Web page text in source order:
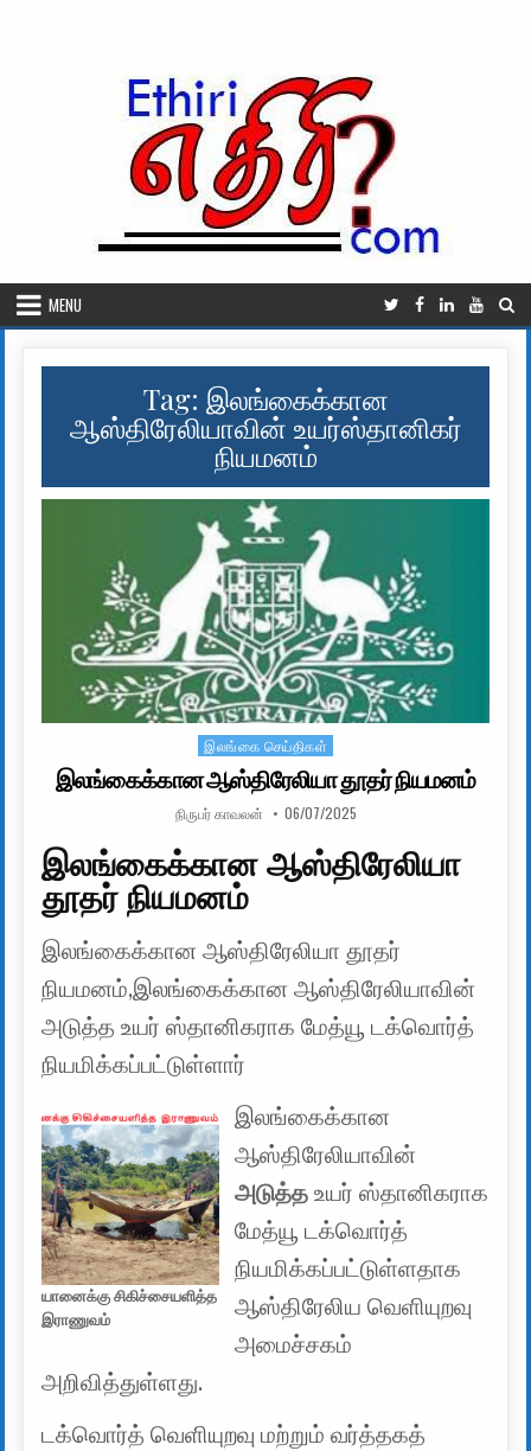
MENU
Tag: இலங்கைக்கான
ஆஸ்திரேலியாவின் உயர்ஸ்தானிகர்
நியமனம்
Posted in
இலங்கை செய்திகள்
இலங்கைக்கான ஆஸ்திரேலியா தூதர் நியமனம்
AUTHOR:
நிருபர் காவலன் PUBLISHED DATE:
06/07/2025
இலங்கைக்கான ஆஸ்திரேலியா
தூதர் நியமனம்
இலங்கைக்கான ஆஸ்திரேலியா தூதர்
நியமனம்,இலங்கைக்கான ஆஸ்திரேலியாவின்
அடுத்த உயர் ஸ்தானிகராக மேத்யூ டக்வொர்த்
நியமிக்கப்பட்டுள்ளார்
யானைக்கு சிகிச்சையளித்த
இராணுவம்
இலங்கைக்கான
ஆஸ்திரேலியாவின்
அடுத்த உயர் ஸ்தானிகராக
மேத்யூ டக்வொர்த்
நியமிக்கப்பட்டுள்ளதாக
ஆஸ்திரேலிய வெளியுறவு
அமைச்சகம்
அறிவித்துள்ளது.
டக்வொர்த் வெளியுறவு மற்றும் வர்த்தகத்